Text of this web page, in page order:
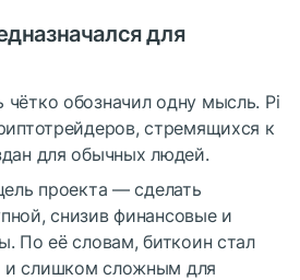
для
обозначил одну мысль. Pi
стремящихся к
для обычных людей.
проекта — сделать
снизив финансовые и
По её словам, биткоин стал
и слишком сложным для